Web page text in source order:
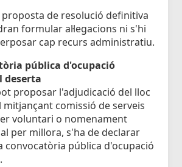
proposta de resolució definitiva
formular al·legacions ni s'hi
cap recurs administratiu.
pública d'ocupació
deserta
proposar l'adjudicació del lloc
mitjançant comissió de serveis
voluntari o nomenament
per millora, s'ha de declarar
convocatòria pública d'ocupació